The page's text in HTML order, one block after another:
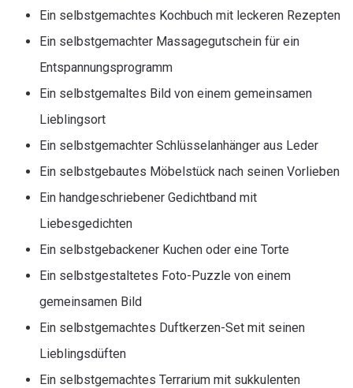
Ein selbstgemachtes Kochbuch mit leckeren Rezepten
Ein selbstgemachter Massagegutschein für ein
Entspannungsprogramm
Ein selbstgemaltes Bild von einem gemeinsamen
Lieblingsort
Ein selbstgemachter Schlüsselanhänger aus Leder
Ein selbstgebautes Möbelstück nach seinen Vorlieben
Ein handgeschriebener Gedichtband mit
Liebesgedichten
Ein selbstgebackener Kuchen oder eine Torte
Ein selbstgestaltetes Foto-Puzzle von einem
gemeinsamen Bild
Ein selbstgemachtes Duftkerzen-Set mit seinen
Lieblingsdüften
Ein selbstgemachtes Terrarium mit sukkulenten